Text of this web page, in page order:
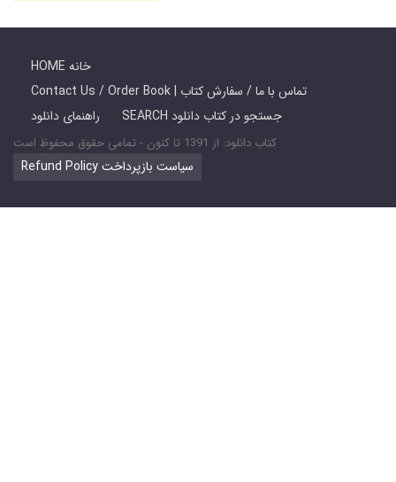
HOME خانه
Contact Us / Order Book | تماس با ما / سفارش کتاب
راهنمای دانلود
SEARCH جستجو در کتاب دانلود
کتاب دانلود: از 1391 تا کنون - تمامی حقوق محفوظ است
Refund Policy سیاست بازپرداخت